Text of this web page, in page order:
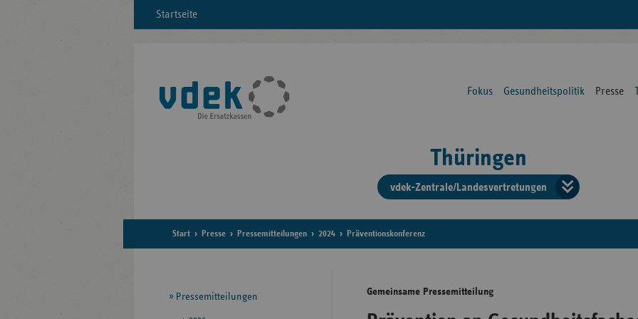
Startseite
Fokus Gesundheitspolitik Presse
Thüringen
vdek-Zentrale/Landesvertretungen
der
Start Presse Pressemitteilungen 2024 Präventionskonferenz
Gemeinsame Pressemitteilung
Seitennavigation
Pressemitteilungen